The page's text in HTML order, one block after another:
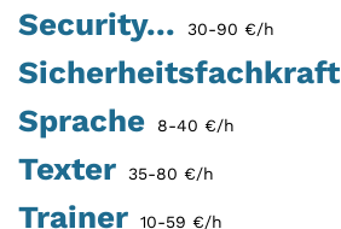
Security... 30-90 €/h
Sicherheitsfachkraft
Sprache 8-40 €/h
Texter 35-80 €/h
Trainer 10-59 €/h